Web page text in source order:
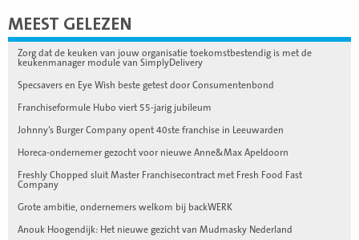
MEEST GELEZEN
Zorg dat de keuken van jouw organisatie toekomstbestendig is met de
keukenmanager module van SimplyDelivery
Specsavers en Eye Wish beste getest door Consumentenbond
Franchiseformule Hubo viert 55-jarig jubileum
Johnny’s Burger Company opent 40ste franchise in Leeuwarden
Horeca-ondernemer gezocht voor nieuwe Anne&Max Apeldoorn
Freshly Chopped sluit Master Franchisecontract met Fresh Food Fast
Company
Grote ambitie, ondernemers welkom bij backWERK
Anouk Hoogendijk: Het nieuwe gezicht van Mudmasky Nederland